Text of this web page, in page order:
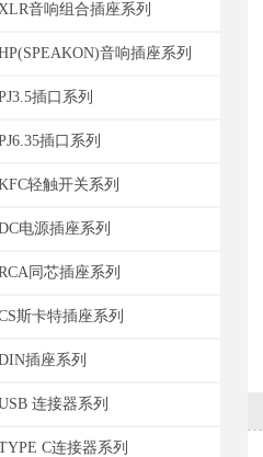
音响组合插座系列
音响插座系列
插口系列
插口系列
轻触开关系列
电源插座系列
同芯插座系列
斯卡特插座系列
插座系列
连接器系列
C连接器系列